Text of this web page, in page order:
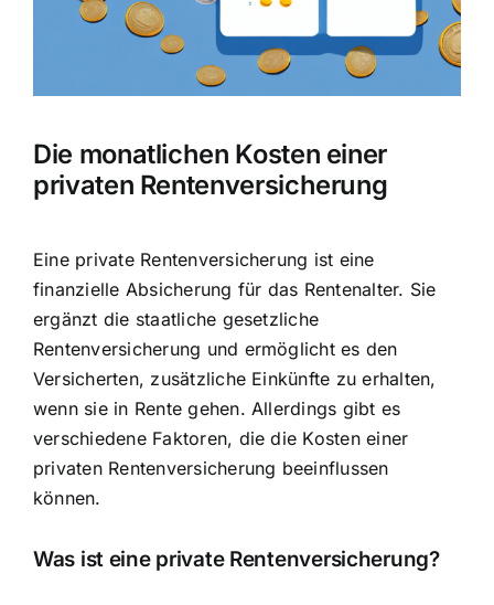
Hausratversicherung
Berufsunfähigkeitsversicherung
Weitere Tarifvergleiche
Die monatlichen Kosten einer
privaten Rentenversicherung
Eine private Rentenversicherung ist eine
finanzielle Absicherung für das Rentenalter. Sie
ergänzt die staatliche gesetzliche
Rentenversicherung und ermöglicht es den
Versicherten, zusätzliche Einkünfte zu erhalten,
wenn sie in Rente gehen. Allerdings gibt es
verschiedene Faktoren, die die Kosten einer
privaten Rentenversicherung beeinflussen
können.
Was ist eine private Rentenversicherung?